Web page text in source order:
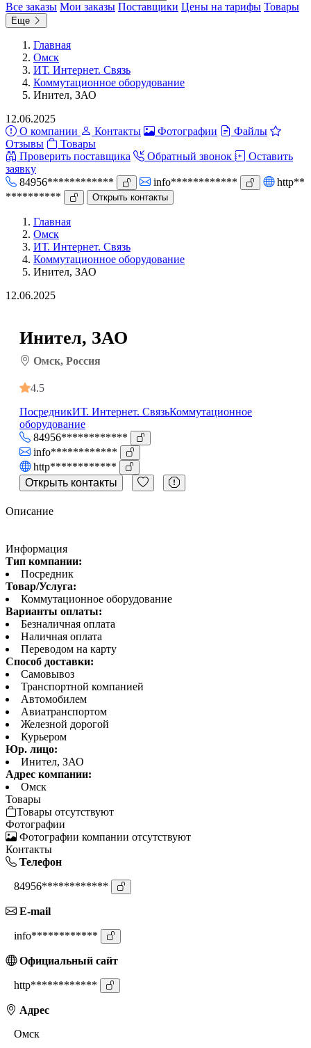
Все заказы Мои заказы Поставщики Цены на тарифы Товары
Еще
Главная
Омск
ИТ. Интернет. Связь
Коммутационное оборудование
Инител, ЗАО
12.06.2025
О компании
Контакты Фотографии
Файлы
Отзывы
Товары
Проверить поставщика
Обратный звонок
Оставить
заявку
84956************
info************
http**
**********
Открыть контакты
Главная
Омск
ИТ. Интернет. Связь
Коммутационное оборудование
Инител, ЗАО
12.06.2025
Инител, ЗАО
Омск, Россия
4.5
ПосредникИТ. Интернет. СвязьКоммутационное
оборудование
84956************
info************
http************
Открыть контакты
Описание
Информация
Тип компании:
Посредник
Товар/Услуга:
Коммутационное оборудование
Варианты оплаты:
Безналичная оплата
Наличная оплата
Переводом на карту
Способ доставки:
Самовывоз
Транспортной компанией
Автомобилем
Авиатранспортом
Железной дорогой
Курьером
Юр. лицо:
Инител, ЗАО
Адрес компании:
Омск
Товары
Товары отсутствуют
Фотографии
Фотографии компании отсутствуют
Контакты
Телефон
84956************
E-mail
info************
Официальный сайт
http************
Адрес
Омск